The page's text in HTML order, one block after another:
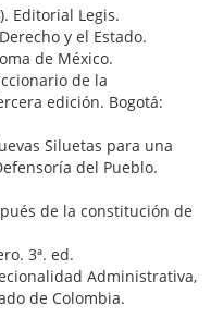
Editorial Legis.
y el Estado.
de México.
de la
edición. Bogotá:
Siluetas para una
del Pueblo.
de la constitución de
3ª. ed.
Administrativa,
de Colombia.